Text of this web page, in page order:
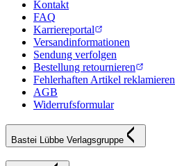
Kontakt
FAQ
Karriereportal
Versandinformationen
Sendung verfolgen
Bestellung retournieren
Fehlerhaften Artikel reklamieren
AGB
Widerrufsformular
Bastei Lübbe Verlagsgruppe